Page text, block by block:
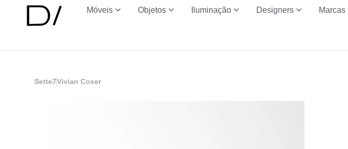
Móveis Objetos Iluminação Designers Marcas
Sette7Vivian Coser